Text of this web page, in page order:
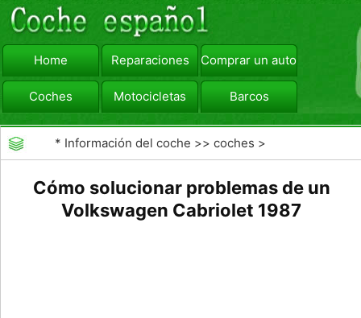
Home Reparaciones Comprar un automóvil
Coches Motocicletas Barcos
viajar Camiones
* Información del coche >>coches >
Cómo solucionar problemas de un
Volkswagen Cabriolet 1987